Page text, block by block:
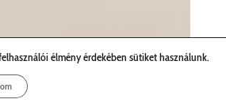
élmény érdekében sütiket használunk.